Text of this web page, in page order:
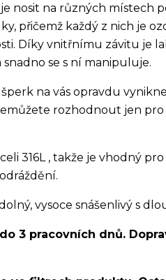
nosit na různých místech
přičemž každý z nich je
Díky vnitřnímu závitu je
se s ní manipuluje.
na vás opravdu
rozhodnout jen
316L , takže je vhodný
vysoce snášenlivý s
3 pracovních dnů.